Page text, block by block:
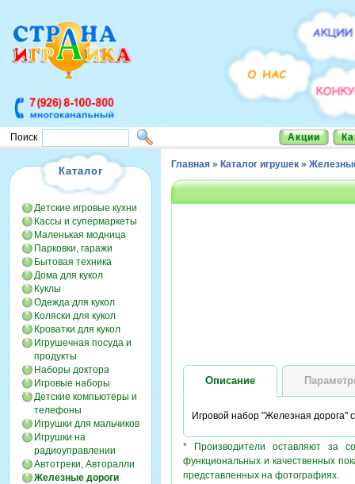
Поиск Акции
Каталог
Детские игровые кухни
Кассы и супермаркеты
Маленькая модница
Парковки, гаражи
Бытовая техника
Дома для кукол
Куклы
Одежда для кукол
Коляски для кукол
Кроватки для кукол
Игрушечная посуда и
продукты
Наборы доктора
Игровые наборы
Детские компьютеры и
телефоны
Игрушки для мальчиков
Игрушки на
радиоуправлении
Автотреки, Авторалли
Железные дороги
Главная » Каталог игрушек »
Описание
Игровой набор "Железная дорога"
* Производители оставляют за
функциональных и качественных
представленных на фотографиях.